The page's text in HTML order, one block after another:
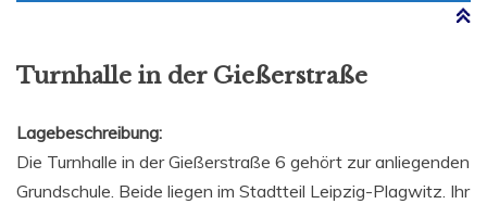
Turnhalle in der Gießerstraße
Lagebeschreibung:
Die Turnhalle in der Gießerstraße 6 gehört zur anliegenden
Grundschule. Beide liegen im Stadtteil Leipzig-Plagwitz. Ihr